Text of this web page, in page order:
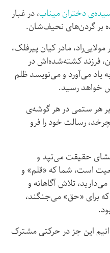
دختران میناب، در غبار
بر گردن‌های نحیف‌شان.
مادر کیان پیرفلک،
فرزند کشته‌شده‌اش در
یاد می‌آورد و می‌نویسد ظلم
خواهد رسید.
هر ستمی در هر گوشه‌ی
رسالت خود را فرو
حقیقت می‌تپد و
است، شما که «قلم» و
می‌دارید، تلاش آگاهانه و
برای «حق» می‌جنگند،
این جز در حرکتی مشترک